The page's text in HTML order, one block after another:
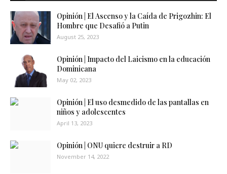
Opinión | El Ascenso y la Caída de Prigozhin: El
Hombre que Desafió a Putin
August 25, 2023
Opinión | Impacto del Laicismo en la educación
Dominicana
May 02, 2023
Opinión | El uso desmedido de las pantallas en
niños y adolescentes
April 13, 2023
Opinión | ONU quiere destruir a RD
November 14, 2022